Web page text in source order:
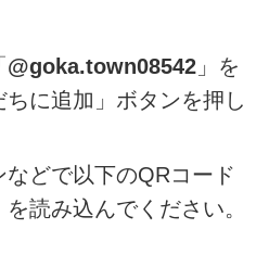
@goka.town08542」を
に追加」ボタンを押し
などで以下のQRコード
を読み込んでください。